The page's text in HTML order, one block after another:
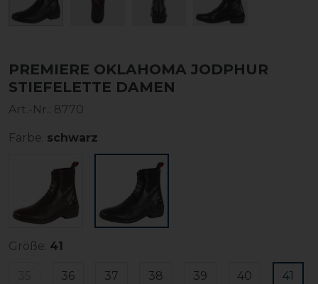
PREMIERE OKLAHOMA JODPHUR
STIEFELETTE DAMEN
Art.-Nr.: 8770
Farbe: schwarz
Größe: 41
36 37 38 39 40 41